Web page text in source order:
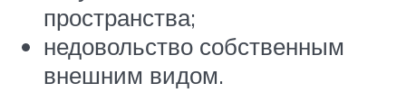
пространства;
недовольство собственным
внешним видом.